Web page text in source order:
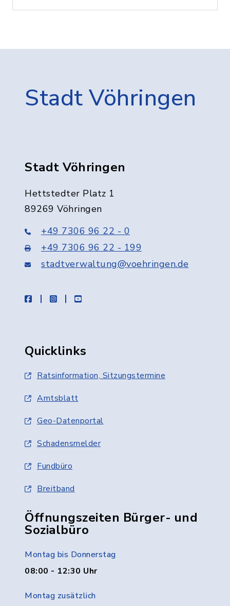
Stadt Vöhringen
Stadt Vöhringen
Hettstedter Platz 1
89269 Vöhringen
+49 7306 96 22 - 0
+49 7306 96 22 - 199
stadtverwaltung@voehringen.de
facebookinstagramyoutube
Quicklinks
Ratsinformation, Sitzungstermine
Amtsblatt
Geo-Datenportal
Schadensmelder
Fundbüro
Breitband
Öffnungszeiten Bürger- und
Sozialbüro
Montag bis Donnerstag
08:00 - 12:30 Uhr
Montag zusätzlich